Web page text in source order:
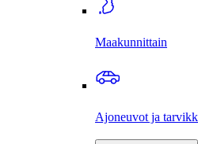
Maakunnittain
Ajoneuvot ja